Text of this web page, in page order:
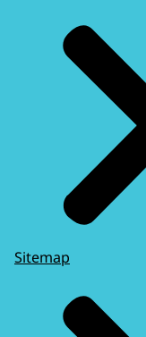
Sitemap